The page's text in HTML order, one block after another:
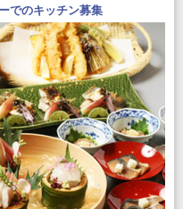
でのキッチン募集